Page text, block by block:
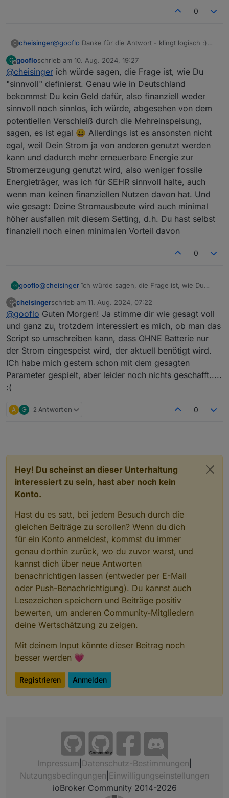
0
C cheisinger@gooflo Danke für die Antwort - klingt logisch :)
glaube ich sinnvoller die Menge ins Hausnetz
einzuspeisen, die aktuell benötigt wird . Sonst
schenke ich ja doch einiges an den Netzbetreiber
und bekomme zumindest in Österreich, nichts dafür
vergütet. Ich werd mir mal den Code aber dieser
Zeile ansehen
LG
G
Offline
goofloschrieb am 10. Aug. 2024, 19:27
zuletzt editiert von
@cheisinger îch würde sagen, die Frage ist, wie Du
"sinnvoll" definierst. Genau wie in Deutschland
bekommst Du kein Geld dafür, also finanziell weder
sinnvoll noch sinnlos, ich würde, abgesehen von dem
potentiellen Verschleiß durch die Mehreinspeisung,
sagen, es ist egal 😀 Allerdings ist es ansonsten nicht
egal, weil Dein Strom ja von anderen genutzt werden
kann und dadurch mehr erneuerbare Energie zur
Stromerzeugung genutzt wird, also weniger fossile
Energieträger, was ich für SEHR sinnvoll halte, auch
wenn man keinen finanziellen Nutzen davon hat. Und
wie gesagt: Deine Stromausbeute wird auch minimal
höher ausfallen mit diesem Setting, d.h. Du hast selbst
finanziell noch einen minimalen Vorteil davon
0
G gooflo@cheisinger îch würde sagen, die Frage ist, wie Du
bekommst Du kein Geld dafür, also finanziell weder
sinnvoll noch sinnlos, ich würde, abgesehen von dem
potentiellen Verschleiß durch die Mehreinspeisung,
sagen, es ist egal 😀 Allerdings ist es ansonsten nicht
egal, weil Dein Strom ja von anderen genutzt werden
kann und dadurch mehr erneuerbare Energie zur
Stromerzeugung genutzt wird, also weniger fossile
Energieträger, was ich für SEHR sinnvoll halte, auch
wenn man keinen finanziellen Nutzen davon hat. Und
finanziell noch einen minimalen Vorteil davon
C
Offline
cheisingerschrieb am 11. Aug. 2024, 07:22
zuletzt editiert von
@gooflo Guten Morgen! Ja stimme dir wie gesagt voll
und ganz zu, trotzdem interessiert es mich, ob man das
Script so umschreiben kann, dass OHNE Batterie nur
der Strom eingespeist wird, der aktuell benötigt wird.
ICh habe mich gestern schon mit dem gesagten
Parameter gespielt, aber leider noch nichts geschafft.....
:(
A G 2 Antworten 0
Hey! Du scheinst an dieser Unterhaltung
interessiert zu sein, hast aber noch kein
Konto.
Hast du es satt, bei jedem Besuch durch die
gleichen Beiträge zu scrollen? Wenn du dich
für ein Konto anmeldest, kommst du immer
genau dorthin zurück, wo du zuvor warst, und
kannst dich über neue Antworten
benachrichtigen lassen (entweder per E-Mail
oder Push-Benachrichtigung). Du kannst auch
Lesezeichen speichern und Beiträge positiv
bewerten, um anderen Community-Mitgliedern
deine Wertschätzung zu zeigen.
Mit deinem Input könnte dieser Beitrag noch
besser werden 💗
Registrieren Anmelden
Community
Impressum Datenschutz-Bestimmungen
Nutzungsbedingungen Einwilligungseinstellungen
ioBroker Community 2014-2026